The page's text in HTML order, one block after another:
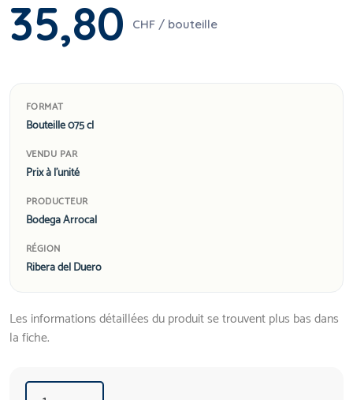
35,80 CHF / bouteille
FORMAT
Bouteille 075 cl
VENDU PAR
Prix à l'unité
PRODUCTEUR
Bodega Arrocal
RÉGION
Ribera del Duero
Les informations détaillées du produit se trouvent plus bas dans
la fiche.